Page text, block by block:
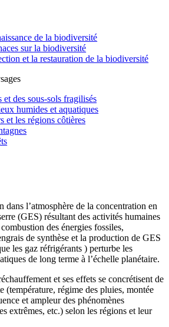
de la biodiversité
sur la biodiversité
et la restauration de la biodiversité
et des sous-sols fragilisés
humides et aquatiques
et les régions côtières
dans l’atmosphère de la concentration en
(GES) résultant des activités humaines
des énergies fossiles,
de synthèse et la production de GES
les gaz réfrigérants ) perturbe les
de long terme à l’échelle planétaire.
et ses effets se concrétisent de
(température, régime des pluies, montée
et ampleur des phénomènes
extrêmes, etc.) selon les régions et leur